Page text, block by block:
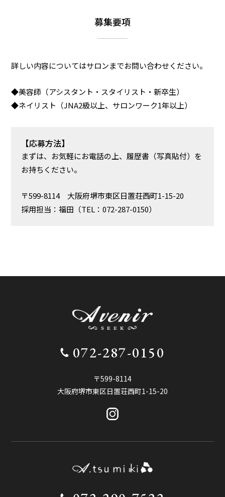
募集要項
詳しい内容についてはサロンまでお問い合わせください。
◆美容師（アシスタント・スタイリスト・新卒生）
◆ネイリスト（JNA2級以上、サロンワーク1年以上）
【応募方法】
まずは、お気軽にお電話の上、履歴書（写真貼付）を
お持ちください。
〒599-8114 大阪府堺市東区日置荘西町1-15-20
採用担当：福田（TEL：072-287-0150）
072-287-0150
〒599-8114
大阪府堺市東区日置荘西町1-15-20